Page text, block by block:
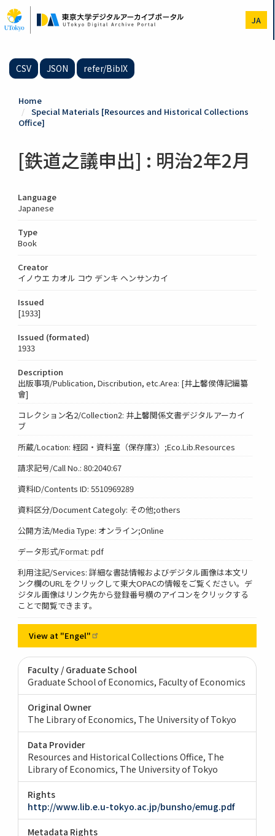
to
main
JA
CSV JSON refer/BibIX
Home
Special Materials [Resources and Historical Collections
Office]
[鉄道之議申出] : 明治2年2月
Language
Japanese
Type
Book
Creator
イノウエ カオル コウ デンキ ヘンサンカイ
Issued
[1933]
Issued (formated)
1933
Description
出版事項/Publication, Discribution, etc.Area: [井上馨侯傳記編纂
會]
コレクション名2/Collection2: 井上馨関係文書デジタルアーカイ
ブ
所蔵/Location: 経図・資料室（保存庫3）;Eco.Lib.Resources
請求記号/Call No.: 80:2040:67
資料ID/Contents ID: 5510969289
資料区分/Document Categoly: その他;others
公開方法/Media Type: オンライン;Online
データ形式/Format: pdf
利用注記/Services: 詳細な書誌情報およびデジタル画像は本文リ
ンク欄のURLをクリックして東大OPACの情報をご覧ください。デ
ジタル画像はリンク先から登録番号横のアイコンをクリックする
ことで閲覧できます。
View at "Engel"
Faculty / Graduate School
Graduate School of Economics, Faculty of Economics
Original Owner
The Library of Economics, The University of Tokyo
Data Provider
Resources and Historical Collections Office, The
Library of Economics, The University of Tokyo
Rights
http://www.lib.e.u-tokyo.ac.jp/bunsho/emug.pdf
Metadata Rights